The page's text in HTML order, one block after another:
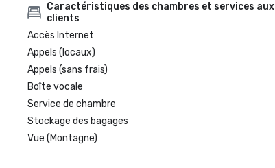
Caractéristiques des chambres et services aux
clients
Accès Internet
Appels (locaux)
Appels (sans frais)
Boîte vocale
Service de chambre
Stockage des bagages
Vue (Montagne)